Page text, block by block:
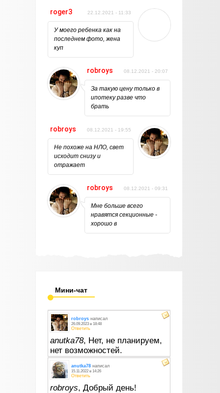
roger3 22.12.2021 - 11:33
У моего ребенка как на
последнем фото, жена
куп
robroys 08.12.2021 - 20:07
За такую цену только в
ипотеку разве что
брать
robroys 08.12.2021 - 19:55
Не похоже на НЛО, свет
исходит снизу и
отражает
robroys 08.12.2021 - 09:31
Мне больше всего
нравятся секционные -
хорошо в
Мини-чат